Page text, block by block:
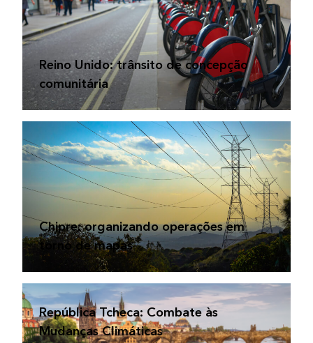
Reino Unido: trânsito de concepção
comunitária
Chipre: organizando operações em
torno de mapas
República Tcheca: Combate às
Mudanças Climáticas